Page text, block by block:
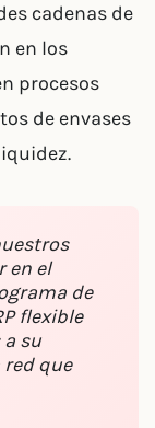
cadenas de
en los
procesos
de envases
en el
de
flexible
su
que